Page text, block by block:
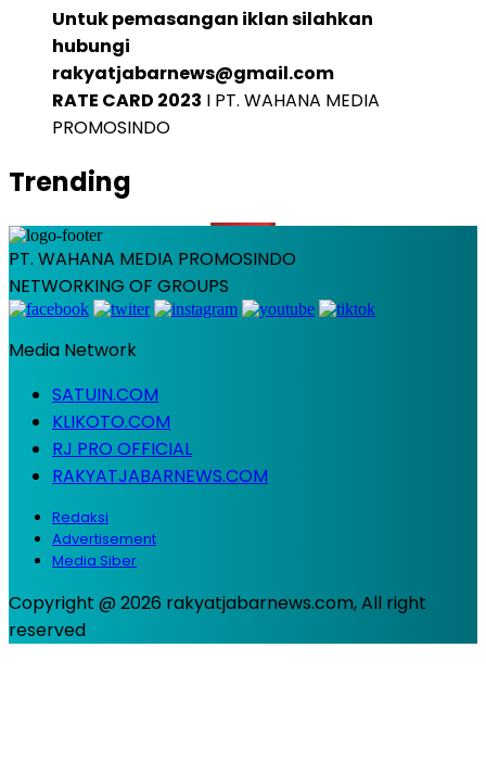
Untuk pemasangan iklan silahkan
hubungi
rakyatjabarnews@gmail.com
RATE CARD 2023 I PT. WAHANA MEDIA
PROMOSINDO
Trending
PT. WAHANA MEDIA PROMOSINDO
NETWORKING OF GROUPS
Media Network
SATUIN.COM
KLIKOTO.COM
RJ PRO OFFICIAL
RAKYATJABARNEWS.COM
Redaksi
Advertisement
Media Siber
Copyright @ 2026 rakyatjabarnews.com, All right
reserved